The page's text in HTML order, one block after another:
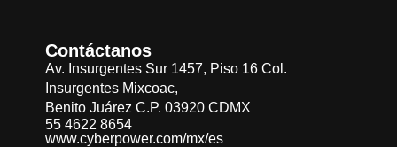
Contáctanos
Av. Insurgentes Sur 1457, Piso 16 Col.
Insurgentes Mixcoac,
Benito Juárez C.P. 03920 CDMX
55 4622 8654
www.cyberpower.com/mx/es